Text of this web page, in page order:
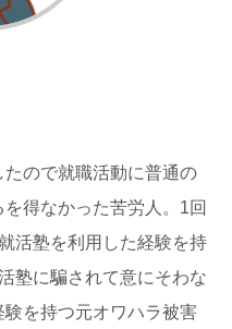
ので就職活動に普通の
得なかった苦労人。1回
活塾を利用した経験を持
塾に騙されて意にそわな
を持つ元オワハラ被害